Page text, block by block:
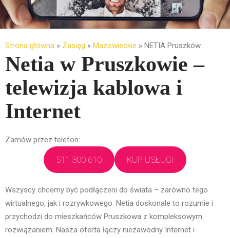
Strona główna » Zasięg » Mazowieckie » NETIA Pruszków
Netia w Pruszkowie –
telewizja kablowa i
Internet
Zamów przez telefon:
511 300 610 KUP USŁUGI
Wszyscy chcemy być podłączeni do świata – zarówno tego
wirtualnego, jak i rozrywkowego. Netia doskonale to rozumie i
przychodzi do mieszkańców Pruszkowa z kompleksowym
rozwiązaniem. Nasza oferta łączy niezawodny Internet i